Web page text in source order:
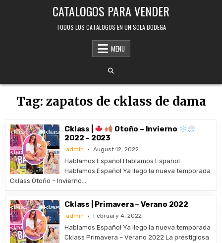
CATALOGOS PARA VENDER
TODOS LOS CATALOGOS EN UN SOLA BODEGA
MENU
Tag: zapatos de cklass de dama
Cklass |
Otoño – Invierno
2022 – 2023
admin August 12, 2022
Hablamos Español Hablamos Español
Hablamos Español Ya llego la nueva temporada
Cklass Otoño – Invierno…
Cklass | Primavera – Verano 2022
admin February 4, 2022
Hablamos Español Ya llego la nueva temporada
Cklass Primavera – Verano 2022 La prestigiosa